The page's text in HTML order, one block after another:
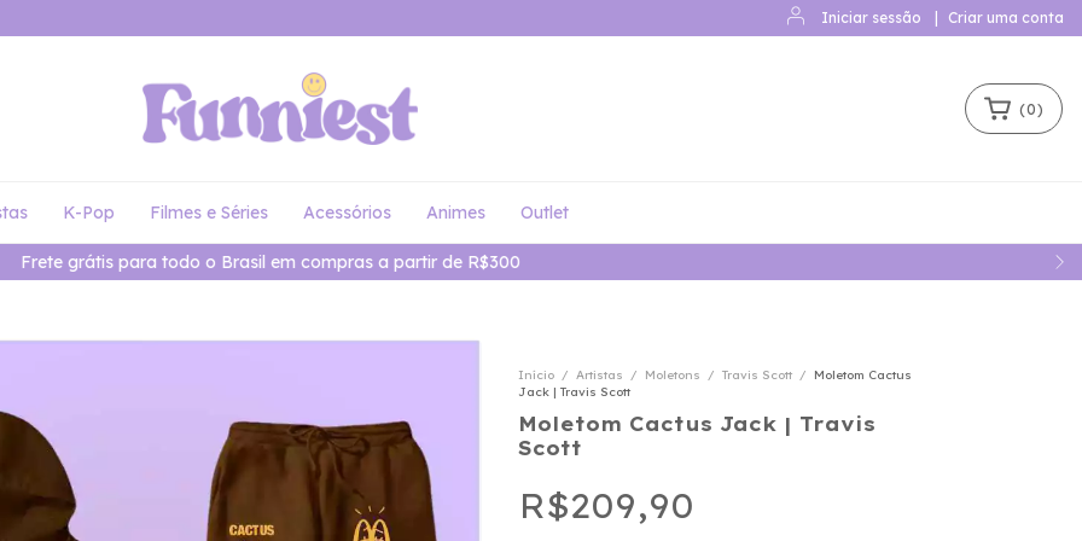
Iniciar sessão Criar uma conta
Frete grátis para todo o Brasil em compras a partir de R$300
(0)
K-Pop Filmes e Séries Acessórios Animes Outlet
Início / Artistas / Moletons / Travis Scott /
Moletom Cactus
Jack | Travis Scott
Moletom Cactus Jack | Travis
Scott
R$209,90